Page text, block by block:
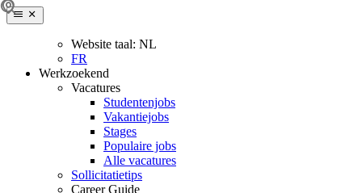
Website taal: NL
FR
Werkzoekend
Vacatures
Studentenjobs
Vakantiejobs
Stages
Populaire jobs
Alle vacatures
Sollicitatietips
Career Guide